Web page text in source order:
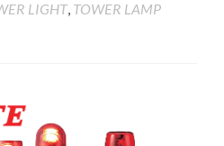
LIGHT, TOWER LAMP